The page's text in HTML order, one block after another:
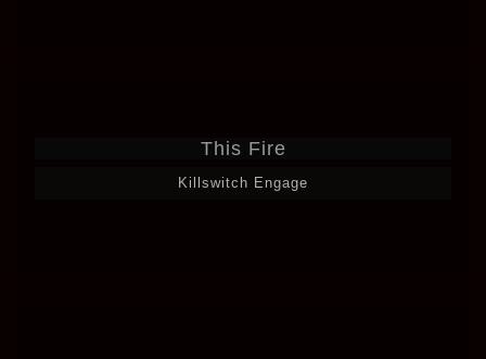
This Fire
Killswitch Engage